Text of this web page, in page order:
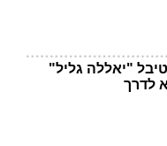
"יאללה גליל"
לדרך